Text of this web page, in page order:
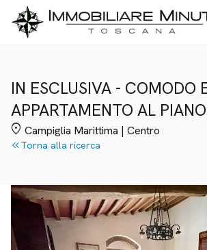
IN ESCLUSIVA - COMODO
APPARTAMENTO AL
location_on Campiglia Marittima | Centro
keyboard_double_arrow_leftTorna alla ricerca